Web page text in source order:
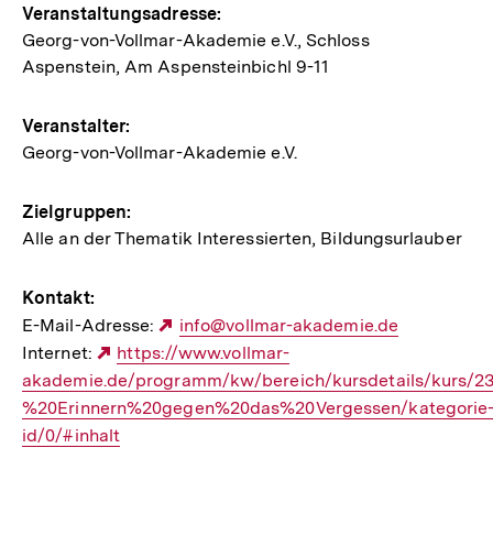
Hinweise
zur
Veranstaltung
Veranstaltungsadresse:
Georg-von-Vollmar-Akademie e.V., Schloss
Aspenstein, Am Aspensteinbichl 9-11
Veranstalter:
Georg-von-Vollmar-Akademie e.V.
Zielgruppen:
Alle an der Thematik Interessierten, Bildungsurlauber
Kontakt:
E-Mail-Adresse:
Externer
Link:
info@vollmar-akademie.de
Internet:
Externer
Link:
https://www.vollmar-
akademie.de/programm/kw/bereich/kursdetails/kurs/
%20Erinnern%20gegen%20das%20Vergessen/
id/0/#inhalt